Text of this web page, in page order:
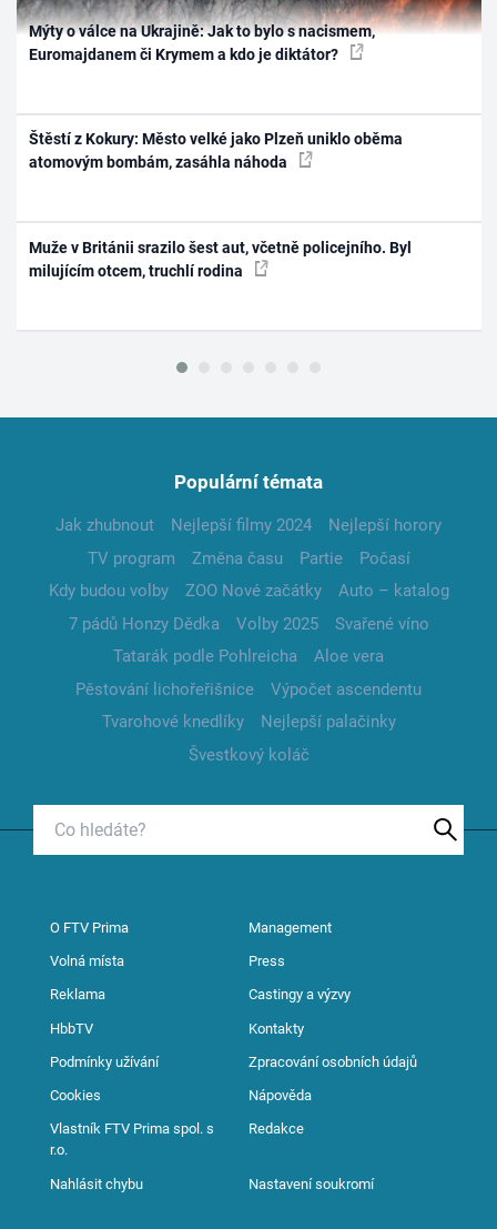
Mýty o válce na Ukrajině: Jak to bylo s nacismem,
Euromajdanem či Krymem a kdo je diktátor?
Štěstí z Kokury: Město velké jako Plzeň uniklo oběma
atomovým bombám, zasáhla náhoda
Muže v Británii srazilo šest aut, včetně policejního. Byl
milujícím otcem, truchlí rodina
Populární témata
Jak zhubnout Nejlepší filmy 2024
Nejlepší horory
TV program
Změna času Partie
Počasí
Kdy budou volby
ZOO Nové začátky
Auto – katalog
7 pádů Honzy Dědka
Volby 2025
Svařené víno
Tatarák podle Pohlreicha
Aloe vera
Pěstování lichořeřišnice
Výpočet ascendentu
Tvarohové knedlíky
Nejlepší palačinky
Švestkový koláč
O FTV Prima Management
Volná místa Press
Reklama Castingy a výzvy
HbbTV Kontakty
Podmínky užívání Zpracování osobních údajů
Cookies Nápověda
Vlastník FTV Prima spol. s
r.o.
Redakce
Nahlásit chybu Nastavení soukromí